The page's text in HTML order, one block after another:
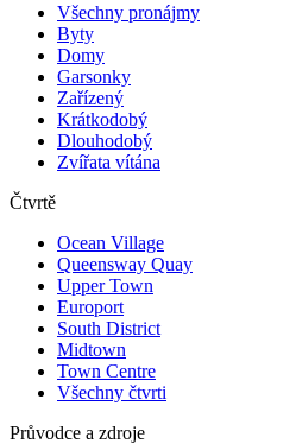
Všechny pronájmy
Byty
Domy
Garsonky
Zařízený
Krátkodobý
Dlouhodobý
Zvířata vítána
Čtvrtě
Ocean Village
Queensway Quay
Upper Town
Europort
South District
Midtown
Town Centre
Všechny čtvrti
Průvodce a zdroje